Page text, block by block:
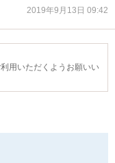
2019年9月13日 09:42
用いただくようお願いい